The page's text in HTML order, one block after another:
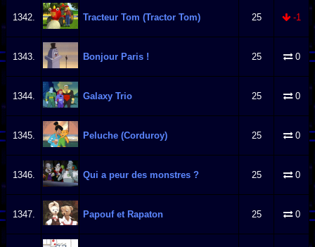
1342. Tracteur Tom (Tractor Tom) 25 -1
1343. Bonjour Paris ! 25 0
1344. Galaxy Trio 25 0
1345. Peluche (Corduroy) 25 0
1346. Qui a peur des monstres ? 25 0
1347. Papouf et Rapaton 25 0